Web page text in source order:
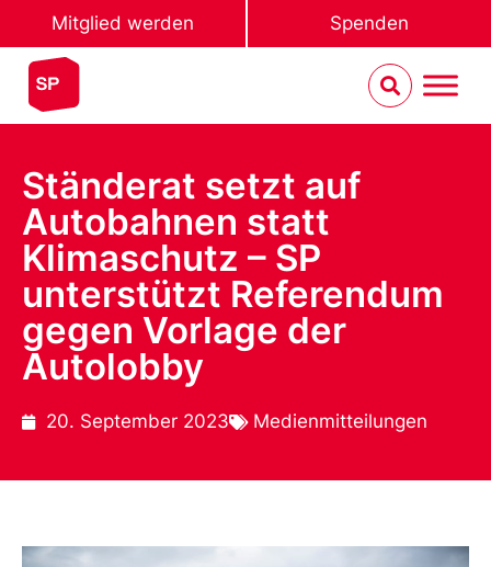
Mitglied werden Spenden
Ständerat setzt auf
Autobahnen statt
Klimaschutz – SP
unterstützt Referendum
gegen Vorlage der
Autolobby
20. September 2023 Medienmitteilungen